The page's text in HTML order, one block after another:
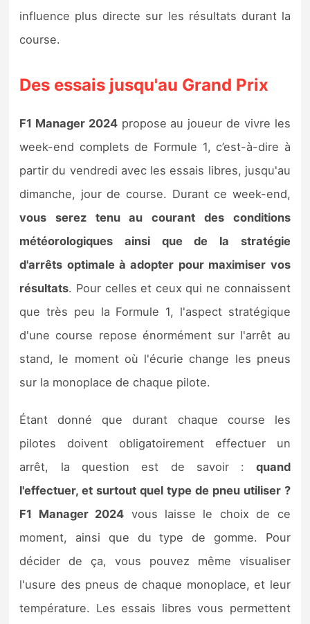
influence plus directe sur les résultats durant la
course.
Des essais jusqu'au Grand Prix
F1 Manager 2024propose au joueur de vivre les
week-end complets de Formule 1, c’est-à-dire à
partir du vendredi avec les essais libres, jusqu'au
dimanche, jour de course. Durant ce week-end,
vous serez tenu au courant des conditions
météorologiques ainsi que de la stratégie
d'arrêts optimale à adopter pour maximiser vos
résultats. Pour celles et ceux qui ne connaissent
que très peu la Formule 1, l'aspect stratégique
d'une course repose énormément sur l'arrêt au
stand, le moment où l'écurie change les pneus
sur la monoplace de chaque pilote.
Étant donné que durant chaque course les
pilotes doivent obligatoirement effectuer un
arrêt, la question est de savoir : quand
l'effectuer, et surtout quel type de pneu utiliser ?
F1 Manager 2024 vous laisse le choix de ce
moment, ainsi que du type de gomme. Pour
décider de ça, vous pouvez même visualiser
l'usure des pneus de chaque monoplace, et leur
température. Les essais libres vous permettent